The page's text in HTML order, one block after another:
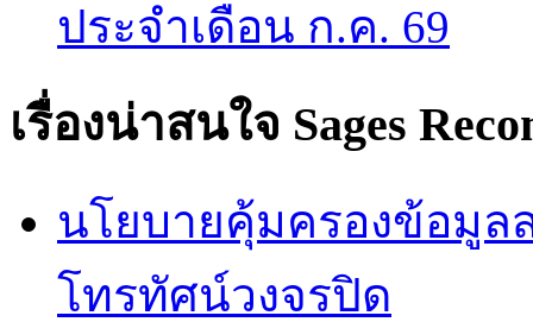
ประจำเดือน ก.ค. 69
เรื่องน่าสนใจ Sages
นโยบายคุ้มครองข้อมูล
โทรทัศน์วงจรปิด